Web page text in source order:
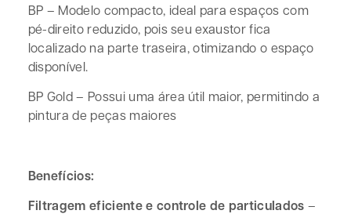
BP – Modelo compacto, ideal para espaços com
pé-direito reduzido, pois seu exaustor fica
localizado na parte traseira, otimizando o espaço
disponível.
BP Gold – Possui uma área útil maior, permitindo a
pintura de peças maiores
Benefícios:
Filtragem eficiente e controle de particulados –